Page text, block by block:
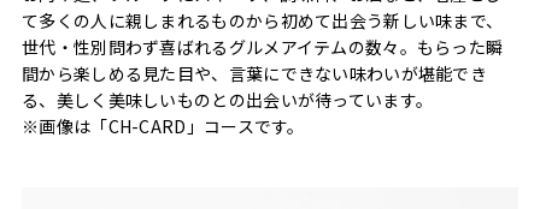
て多くの人に親しまれるものから初めて出会う新しい味まで、
世代・性別問わず喜ばれるグルメアイテムの数々。もらった瞬
間から楽しめる見た目や、言葉にできない味わいが堪能でき
る、美しく美味しいものとの出会いが待っています。
※画像は「CH-CARD」コースです。